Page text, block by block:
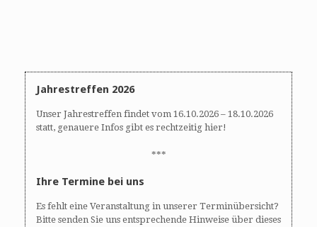
Jahrestreffen 2026
Unser Jahrestreffen findet vom 16.10.2026 – 18.10.2026
statt, genauere Infos gibt es rechtzeitig hier!
***
Ihre Termine bei uns
Es fehlt eine Veranstaltung in unserer Terminübersicht?
Bitte senden Sie uns entsprechende Hinweise über dieses